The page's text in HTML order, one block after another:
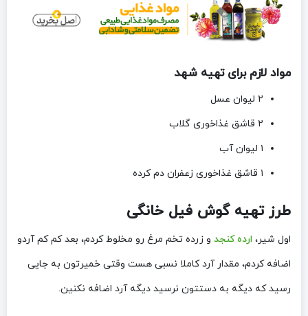
مواد لازم برای تهیه شهد
۲ لیوان عسل
۲ قاشق غذاخوری گلاب
۱ لیوان آب
۱ قاشق غذاخوری زعفران دم کرده
طرز تهیه گوش فیل خانگی
اول شیر، ارده کنجد و زرده تخم مرغ رو مخلوط کردم، بعد کم کم آردو
اضافه کردم، مقدار آرد کاملا نسبی هست وقتی خمیرتون به جایی
رسید که دیگه به دستتون نرسید دیگه آرد اضافه نکنین.